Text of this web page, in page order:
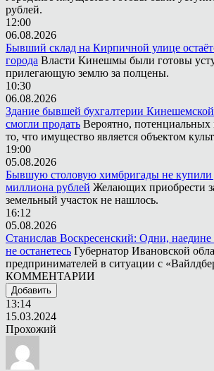
рублей.
12:00
06.08.2026
Бывший склад на Кирпичной улице
города Власти Кинешмы были готовы
прилегающую землю за полцены.
10:30
06.08.2026
Здание бывшей бухгалтерии
смогли продать Вероятно, потенциальных
то, что имущество является объектом
19:00
05.08.2026
Бывшую столовую химбригады не купили
миллиона рублей Желающих приобрести
земельный участок не нашлось.
16:12
05.08.2026
Станислав Воскресенский: Одни,
не останетесь Губернатор Ивановской
предпринимателей в ситуации с
КОММЕНТАРИИ
Добавить
13:14
15.03.2024
Прохожий